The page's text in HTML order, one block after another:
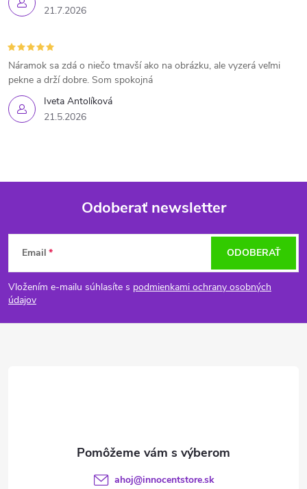
21.7.2026
Iveta Antolíková
21.5.2026
Náramok sa zdá o niečo tmavší ako na obrázku, ale vyzerá veľmi
pekne a drží dobre. Som spokojná
Z
á
p
Odoberať newsletter
Email
Vložením e-mailu súhlasíte s podmienkami ochrany osobných
údajov
ODOBERAŤ
ahoj@innocentstore.sk